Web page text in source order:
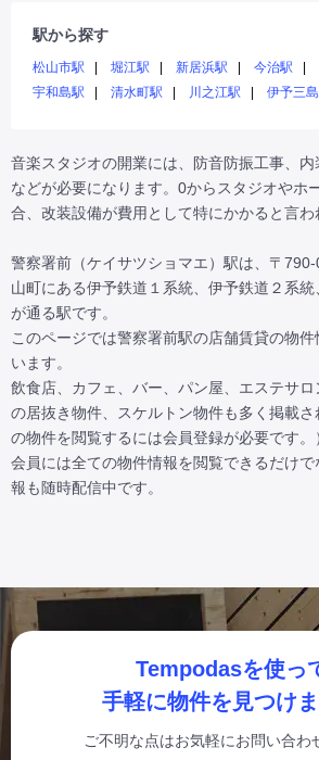
駅から探す
松山市駅 堀江駅 新居浜駅 今治駅
宇和島駅
清水町駅 川之江駅 伊予三
音楽スタジオの開業には、防音防振工事、
などが必要になります。0からスタジオやホ
合、改装設備が費用として特にかかると言わ
警察署前（ケイサツショマエ）駅は、〒
山町にある伊予鉄道１系統、伊予鉄道２系
が通る駅です。
このページでは警察署前駅の店舗賃貸の物
います。
飲食店、カフェ、バー、パン屋、エステサ
の居抜き物件、スケルトン物件も多く掲載
の物件を閲覧するには会員登録が必要です。
会員には全ての物件情報を閲覧できるだけ
報も随時配信中です。
Tempodasを使っ
手軽に物件を見つけ
ご不明な点はお気軽にお問い合わ